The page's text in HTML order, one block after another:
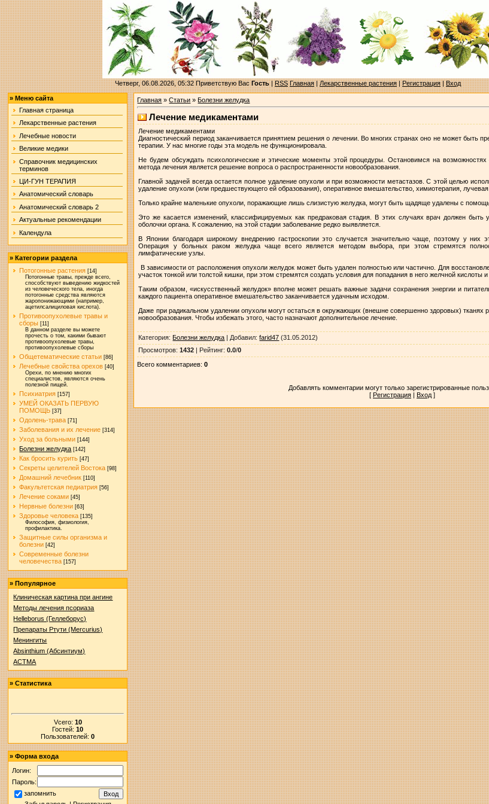
Четверг, 06.08.2026, 05:32Приветствую Вас Гость|RSS Главная|Лекарственные растения|Регистрация|Вход
»Меню сайта
Главная страница
Лекарственные растения
Лечебные новости
Великие медики
Справочник медицинских
терминов
ЦИ-ГУН ТЕРАПИЯ
Анатомический словарь
Анатомический словарь 2
Актуальные рекомендации
Календула
»Категории раздела
Потогонные растения [14]
Потогонные травы, прежде всего,
способствуют выведению жидкостей
из человеческого тела, иногда
потогонные средства являются
жаропонижающими (например,
ацетилсалициловая кислота).
Противоопухолевые травы и
сборы [11]
В данном разделе вы можете
прочесть о том, какими бывают
противоопухолевые травы,
противоопухолевые сборы
Общетематические статьи [86]
Лечебные свойства орехов [40]
Орехи, по мнению многих
специалистов, являются очень
полезной пищей.
Психиатрия [157]
УМЕЙ ОКАЗАТЬ ПЕРВУЮ
ПОМОЩЬ [37]
Одолень-трава [71]
Заболевания и их лечение [314]
Уход за больными [144]
Болезни желудка [142]
Как бросить курить [47]
Секреты целителей Востока [98]
Домашний лечебник [110]
Факультетская педиатрия [56]
Лечение соками [45]
Нервные болезни [63]
Здоровье человека [135]
Философия, физиология,
профилактика.
Защитные силы организма и
болезни [42]
Современные болезни
человечества [157]
»Популярное
Клиническая картина при ангине
Методы лечения псориаза
Helleborus (Геллеборус)
Препараты Ртути (Mercurius)
Менингиты
Absinthium (Абсинтиум)
АСТМА
»Статистика
Vсего: 10
Гостей:10
Пользователей:0
»Форма входа
Логин:
Пароль:
запомнить
Главная »Статьи »Болезни желудка
Лечение медикаментами
Лечение медикаментами
Диагностический период заканчивается принятием решения о лечении. Во многих странах оно не может быть
терапии. У нас многие годы эта модель не функционировала.
Не будем обсуждать психологические и этические моменты этой процедуры. Остановимся на
метода лечения является решение вопроса о распространенности новообразования.
Главной задачей всегда остается полное удаление опухоли и при возможности метастазов. С этой целью
удаление опухоли (или предшествующего ей образования), оперативное вмешательство, химиотерапия, лучевая
Только крайне маленькие опухоли, поражающие лишь слизистую желудка, могут быть щадяще удалены с
Это же касается изменений, классифицируемых как предраковая стадия. В этих случаях врач должен быть
оболочки органа. К сожалению, на этой стадии заболевание редко выявляется.
В Японии благодаря широкому внедрению гастроскопии это случается значительно чаще, поэтому у них
Операция у больных раком желудка чаще всего является методом выбора, при этом стремятся
лимфатические узлы.
В зависимости от расположения опухоли желудок может быть удален полностью или частично. Для
участок тонкой или толстой кишки, при этом стремятся создать условия для попадания в него желчной кислоты
Таким образом, «искусственный желудок» вполне может решать важные задачи сохранения энергии и
каждого пациента оперативное вмешательство заканчивается удачным исходом.
Даже при радикальном удалении опухоли могут остаться в окружающих (внешне совершенно здоровых) тканях
новообразования. Чтобы избежать этого, часто назначают дополнительное лечение.
Категория:Болезни желудка | Добавил:farid47 (31.05.2012)
Просмотров:1432 | Рейтинг:0.0/0
Всего комментариев:0
Добавлять комментарии могут только зарегистрированные
[ Регистрация| Вход]